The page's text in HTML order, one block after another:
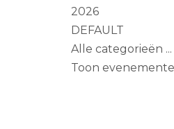
2026
DEFAULT
Alle categorieën ...
Toon